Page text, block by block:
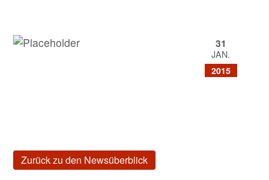
31
JAN.
2015
Zurück zu den Newsüberblick